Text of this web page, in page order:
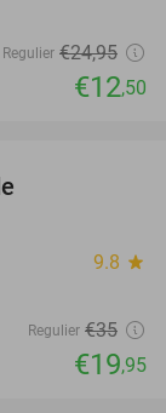
Regulier €24,95
€12,50
9.8 star
Regulier €35
€19,95